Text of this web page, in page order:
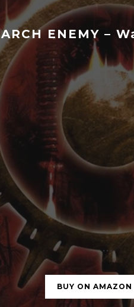
ARCH ENEMY –
...
BUY ON AMAZON